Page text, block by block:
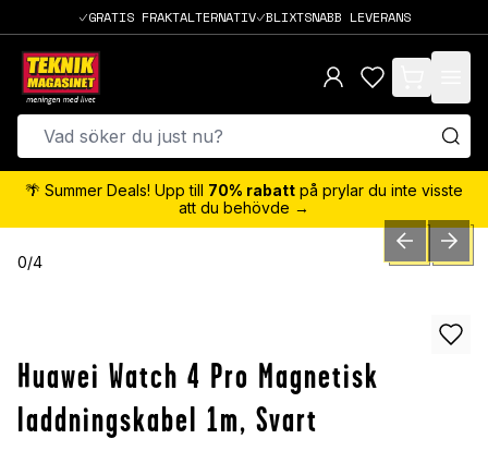
GRATIS FRAKTALTERNATIV BLIXTSNABB LEVERANS
items in cart,
🌴 Summer Deals! Upp till 70% rabatt på prylar du inte visste
att du behövde →
0/4 PREVIOUSNEXT
Huawei Watch 4 Pro Magnetisk
laddningskabel 1m, Svart